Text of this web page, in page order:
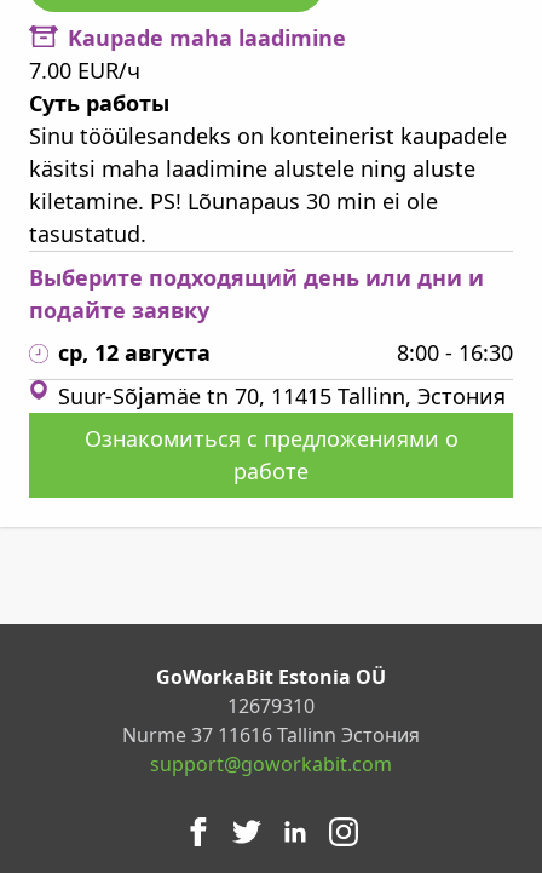
Kaupade maha laadimine
7.00 EUR/ч
Суть работы
Sinu tööülesandeks on konteinerist kaupadele
käsitsi maha laadimine alustele ning aluste
kiletamine. PS! Lõunapaus 30 min ei ole
tasustatud.
Выберите подходящий день или дни и
подайте заявку
ср, 12 августа
8:00 - 16:30
Suur-Sõjamäe tn 70, 11415 Tallinn, Эстония
Ознакомиться с предложениями о
работе
GoWorkaBit Estonia OÜ
12679310
Nurme 37 11616 Tallinn Эстония
support@goworkabit.com